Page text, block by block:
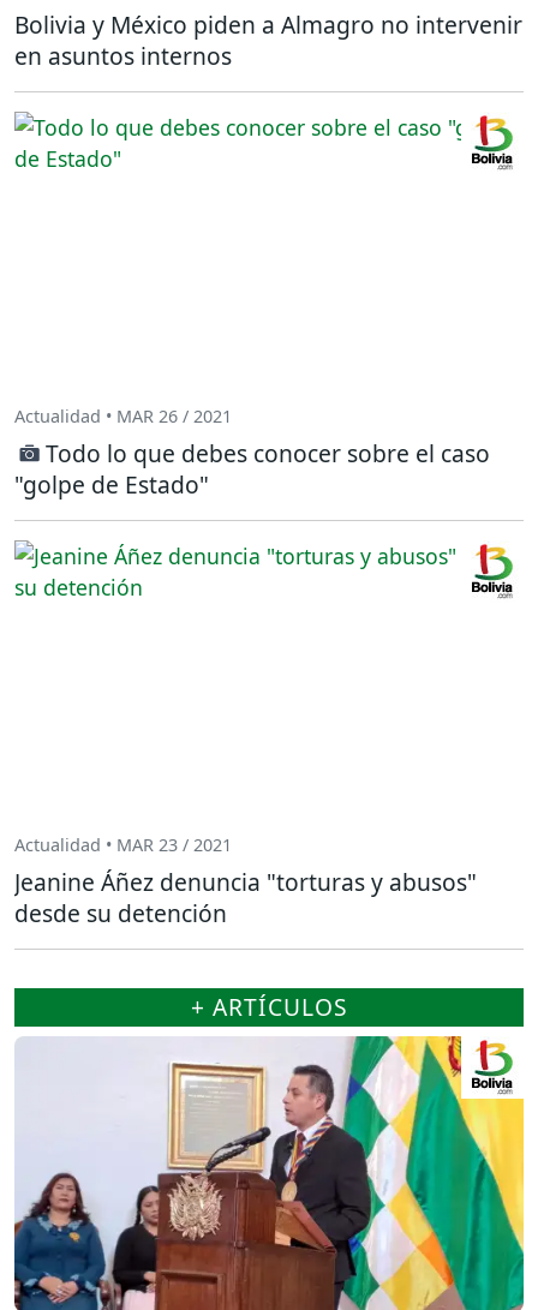
Bolivia y México piden a Almagro no intervenir
en asuntos internos
Actualidad • MAR 26 / 2021
Todo lo que debes conocer sobre el caso
"golpe de Estado"
Actualidad • MAR 23 / 2021
Jeanine Áñez denuncia "torturas y abusos"
desde su detención
+ ARTÍCULOS